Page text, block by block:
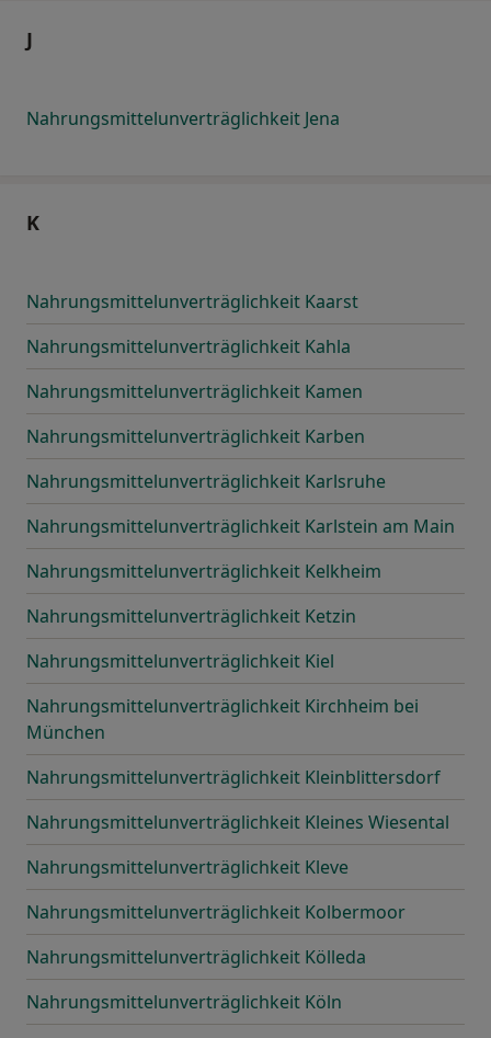
J
Nahrungsmittelunverträglichkeit Jena
K
Nahrungsmittelunverträglichkeit Kaarst
Nahrungsmittelunverträglichkeit Kahla
Nahrungsmittelunverträglichkeit Kamen
Nahrungsmittelunverträglichkeit Karben
Nahrungsmittelunverträglichkeit Karlsruhe
Nahrungsmittelunverträglichkeit Karlstein am Main
Nahrungsmittelunverträglichkeit Kelkheim
Nahrungsmittelunverträglichkeit Ketzin
Nahrungsmittelunverträglichkeit Kiel
Nahrungsmittelunverträglichkeit Kirchheim bei
München
Nahrungsmittelunverträglichkeit Kleinblittersdorf
Nahrungsmittelunverträglichkeit Kleines Wiesental
Nahrungsmittelunverträglichkeit Kleve
Nahrungsmittelunverträglichkeit Kolbermoor
Nahrungsmittelunverträglichkeit Kölleda
Nahrungsmittelunverträglichkeit Köln